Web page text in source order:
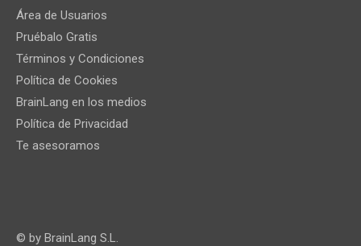
Área de Usuarios
Pruébalo Gratis
Términos y Condiciones
Política de Cookies
BrainLang en los medios
Política de Privacidad
Te asesoramos
© by BrainLang S.L.